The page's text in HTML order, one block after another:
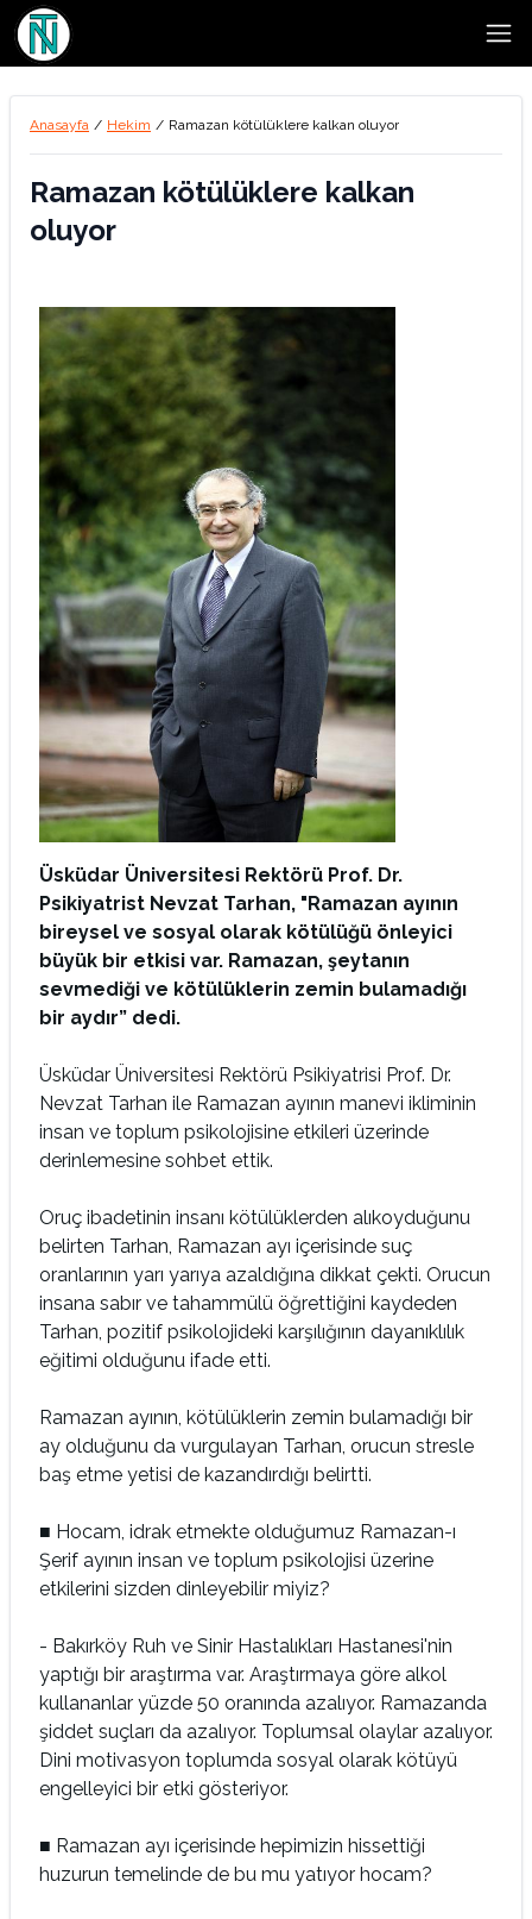
Anasayfa / Hekim / Ramazan kötülüklere kalkan oluyor
Ramazan kötülüklere kalkan
oluyor
Üsküdar Üniversitesi Rektörü Prof. Dr.
Psikiyatrist Nevzat Tarhan, "Ramazan ayının
bireysel ve sosyal olarak kötülüğü önleyici
büyük bir etkisi var. Ramazan, şeytanın
sevmediği ve kötülüklerin zemin bulamadığı
bir aydır” dedi.
Üsküdar Üniversitesi Rektörü Psikiyatrisi Prof. Dr.
Nevzat Tarhan ile Ramazan ayının manevi ikliminin
insan ve toplum psikolojisine etkileri üzerinde
derinlemesine sohbet ettik.
Oruç ibadetinin insanı kötülüklerden alıkoyduğunu
belirten Tarhan, Ramazan ayı içerisinde suç
oranlarının yarı yarıya azaldığına dikkat çekti. Orucun
insana sabır ve tahammülü öğrettiğini kaydeden
Tarhan, pozitif psikolojideki karşılığının dayanıklılık
eğitimi olduğunu ifade etti.
Ramazan ayının, kötülüklerin zemin bulamadığı bir
ay olduğunu da vurgulayan Tarhan, orucun stresle
baş etme yetisi de kazandırdığı belirtti.
■ Hocam, idrak etmekte olduğumuz Ramazan-ı
Şerif ayının insan ve toplum psikolojisi üzerine
etkilerini sizden dinleyebilir miyiz?
- Bakırköy Ruh ve Sinir Hastalıkları Hastanesi'nin
yaptığı bir araştırma var. Araştırmaya göre alkol
kullananlar yüzde 50 oranında azalıyor. Ramazanda
şiddet suçları da azalıyor. Toplumsal olaylar azalıyor.
Dini motivasyon toplumda sosyal olarak kötüyü
engelleyici bir etki gösteriyor.
■ Ramazan ayı içerisinde hepimizin hissettiği
huzurun temelinde de bu mu yatıyor hocam?